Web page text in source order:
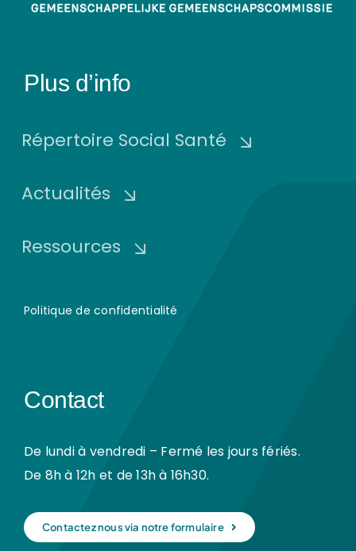
Plus d’info
Répertoire Social Santé
Actualités
Ressources
Politique de confidentialité
Contact
De lundi à vendredi – Fermé les jours fériés.
De 8h à 12h et de 13h à 16h30.
Contactez nous via notre formulaire